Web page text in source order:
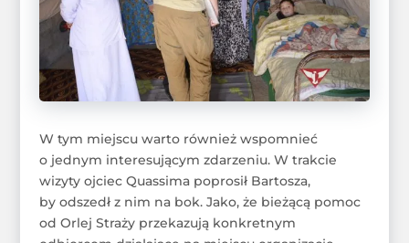
W tym miejscu warto również wspomnieć
o jednym interesującym zdarzeniu. W trakcie
wizyty ojciec Quassima poprosił Bartosza,
by odszedł z nim na bok. Jako, że bieżącą pomoc
od Orlej Straży przekazują konkretnym